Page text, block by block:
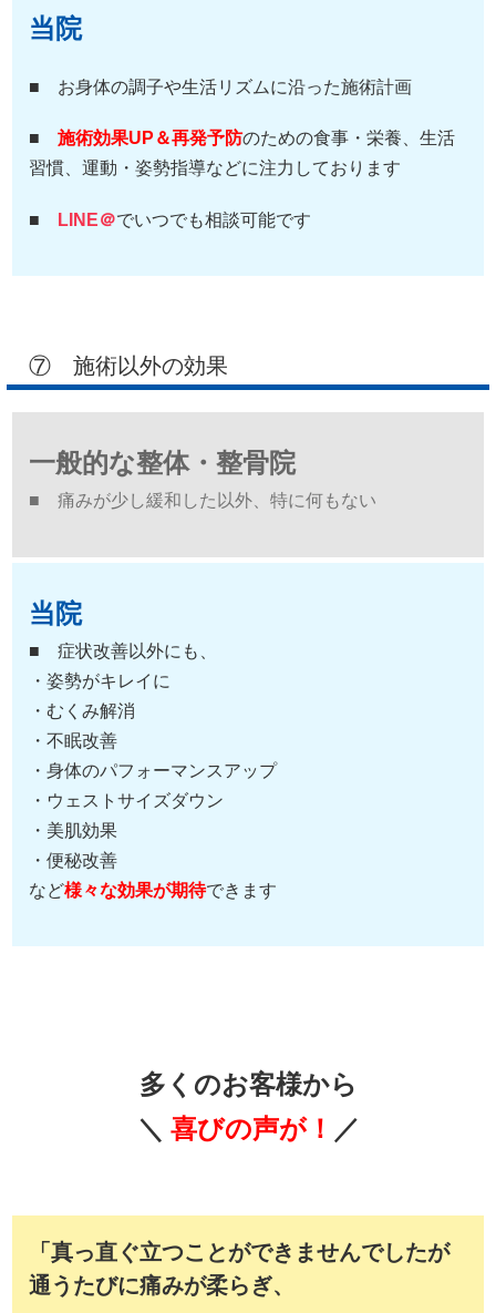
当院
■ お身体の調子や生活リズムに沿った施術計画
■ 施術効果UP＆再発予防のための食事・栄養、生活
習慣、運動・姿勢指導などに注力しております
■ LINE＠でいつでも相談可能です
⑦ 施術以外の効果
一般的な整体・整骨院
■ 痛みが少し緩和した以外、特に何もない
当院
■ 症状改善以外にも、
・姿勢がキレイに
・むくみ解消
・不眠改善
・身体のパフォーマンスアップ
・ウェストサイズダウン
・美肌効果
・便秘改善
など様々な効果が期待できます
多くのお客様から
＼ 喜びの声が！ ／
「真っ直ぐ立つことができませんでしたが
通うたびに痛みが柔らぎ、